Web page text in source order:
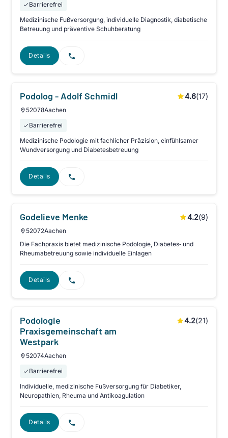
Barrierefrei
Medizinische Fußversorgung, individuelle Diagnostik, diabetische
Betreuung und präventive Schuhberatung
Details
Podolog - Adolf Schmidl 4.6(17)
52078Aachen
Barrierefrei
Medizinische Podologie mit fachlicher Präzision, einfühlsamer
Wundversorgung und Diabetesbetreuung
Details
Godelieve Menke 4.2(9)
52072Aachen
Die Fachpraxis bietet medizinische Podologie, Diabetes‑ und
Rheumabetreuung sowie individuelle Einlagen
Details
Podologie
Praxisgemeinschaft am
Westpark
4.2(21)
52074Aachen
Barrierefrei
Individuelle, medizinische Fußversorgung für Diabetiker,
Neuropathien, Rheuma und Antikoagulation
Details